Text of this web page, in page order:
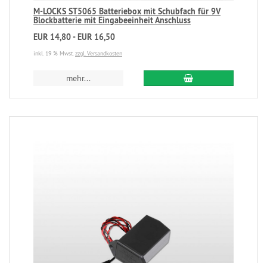
M-LOCKS ST5065 Batteriebox mit Schubfach für 9V
Blockbatterie mit Eingabeeinheit Anschluss
EUR 14,80 - EUR 16,50
inkl. 19 % Mwst.zzgl. Versandkosten
mehr...